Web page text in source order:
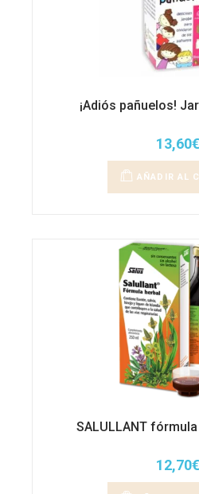
¡Adiós pañuelos!
13,60€
AÑADIR AL
SALULLANT
12,70€